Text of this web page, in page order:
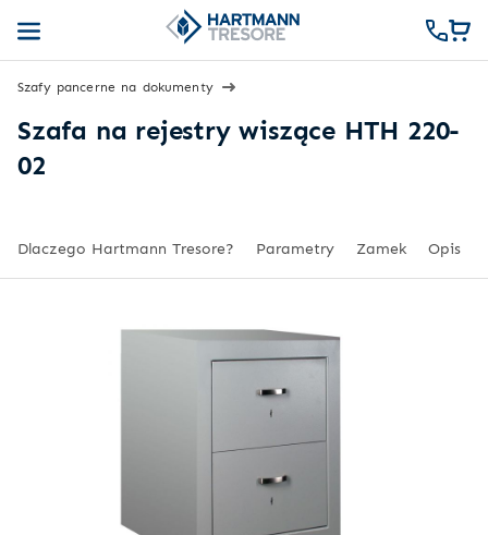
Szafy pancerne na dokumenty
Szafa na rejestry wiszące HTH 220-
02
Dlaczego Hartmann Tresore? Parametry Zamek Opis